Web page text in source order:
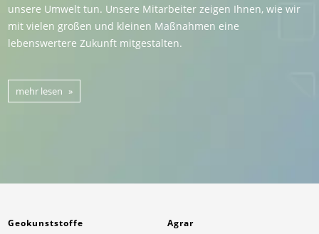
unsere Umwelt tun. Unsere Mitarbeiter zeigen Ihnen, wie wir
mit vielen großen und kleinen Maßnahmen eine
lebenswertere Zukunft mitgestalten.
mehr lesen
Geokunststoffe
Agrar